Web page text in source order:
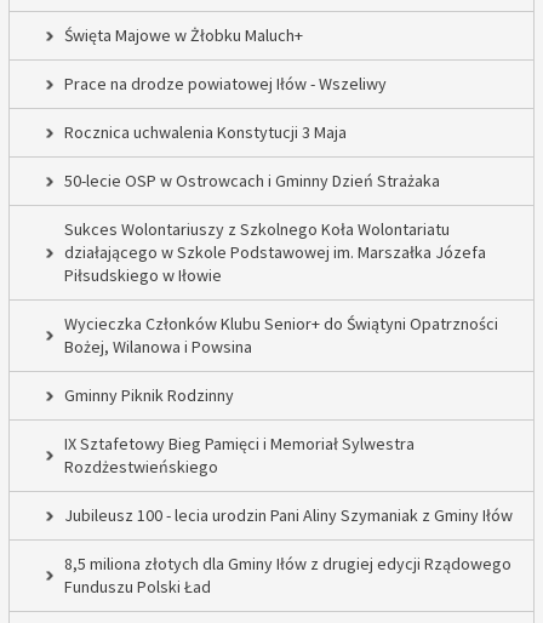
Święta Majowe w Żłobku Maluch+
Prace na drodze powiatowej Iłów - Wszeliwy
Rocznica uchwalenia Konstytucji 3 Maja
50-lecie OSP w Ostrowcach i Gminny Dzień Strażaka
Sukces Wolontariuszy z Szkolnego Koła Wolontariatu
działającego w Szkole Podstawowej im. Marszałka Józefa
Piłsudskiego w Iłowie
Wycieczka Członków Klubu Senior+ do Świątyni Opatrzności
Bożej, Wilanowa i Powsina
Gminny Piknik Rodzinny
IX Sztafetowy Bieg Pamięci i Memoriał Sylwestra
Rozdżestwieńskiego
Jubileusz 100 - lecia urodzin Pani Aliny Szymaniak z Gminy Iłów
8,5 miliona złotych dla Gminy Iłów z drugiej edycji Rządowego
Funduszu Polski Ład